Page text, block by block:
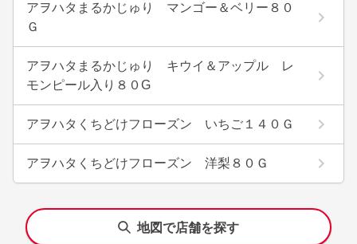
アヲハタまるかじゅり マンゴー＆ベリー８０
Ｇ
アヲハタまるかじゅり キウイ＆アップル レ
モンピール入り８０G
アヲハタくちどけフローズン いちご１４０Ｇ
アヲハタくちどけフローズン 洋梨８０Ｇ
地図で店舗を探す